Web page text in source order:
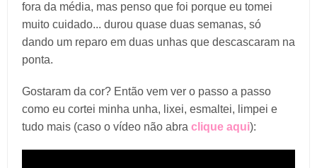
fora da média, mas penso que foi porque eu tomei
muito cuidado... durou quase duas semanas, só
dando um reparo em duas unhas que descascaram na
ponta.
Gostaram da cor? Então vem ver o passo a passo
como eu cortei minha unha, lixei, esmaltei, limpei e
tudo mais (caso o vídeo não abra clique aqui):